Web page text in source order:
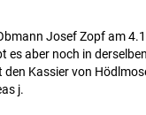
Josef Zopf am
es aber noch in
Kassier von
j.